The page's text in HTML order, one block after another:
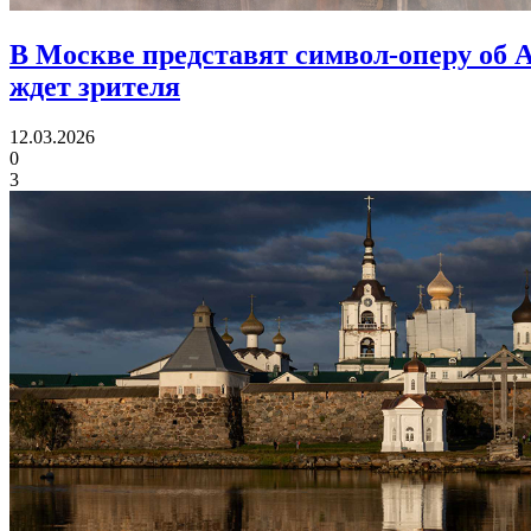
В Москве представят символ-оперу об
ждет зрителя
12.03.2026
0
3